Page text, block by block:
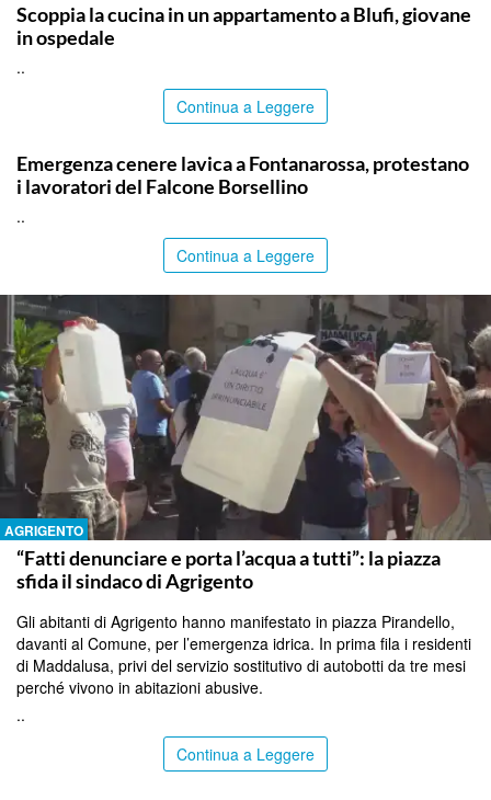
Scoppia la cucina in un appartamento a Blufi, giovane
in ospedale
..
Continua a Leggere
Emergenza cenere lavica a Fontanarossa, protestano
i lavoratori del Falcone Borsellino
..
Continua a Leggere
AGRIGENTO
“Fatti denunciare e porta l’acqua a tutti”: la piazza
sfida il sindaco di Agrigento
Gli abitanti di Agrigento hanno manifestato in piazza Pirandello,
davanti al Comune, per l’emergenza idrica. In prima fila i residenti
di Maddalusa, privi del servizio sostitutivo di autobotti da tre mesi
perché vivono in abitazioni abusive.
..
Continua a Leggere